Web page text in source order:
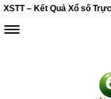
XSTT – Kết Quả Xổ số